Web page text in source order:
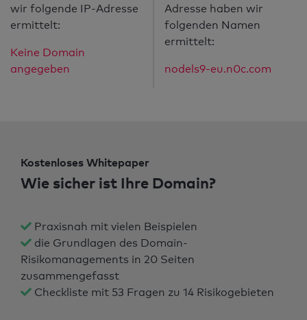
wir folgende IP-Adresse
ermittelt:
Keine Domain
angegeben
Adresse haben wir
folgenden Namen
ermittelt:
nodels9-eu.n0c.com
Kostenloses Whitepaper
Wie sicher ist Ihre Domain?
Praxisnah mit vielen Beispielen
die Grundlagen des Domain-
Risikomanagements in 20 Seiten
zusammengefasst
Checkliste mit 53 Fragen zu 14 Risikogebieten